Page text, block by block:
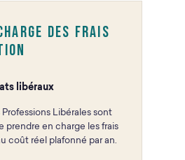
des frais
libéraux
Libérales sont
prendre en charge les frais
coût réel plafonné par an.